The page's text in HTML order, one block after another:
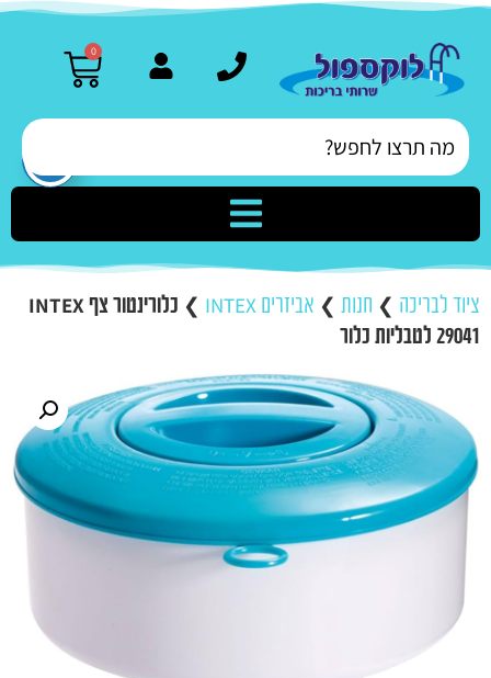
0
ציוד לבריכה ❯ חנות ❯ אביזרים INTEX ❯
כלורינטור צף INTEX
29041 לטבליות כלור